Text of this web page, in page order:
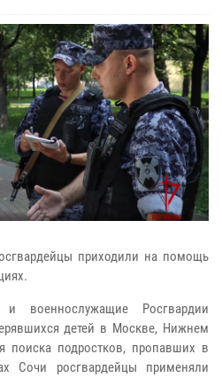
приходили на помощь
военнослужащие Росгвардии
детей в Москве, Нижнем
поиска подростков, пропавших в
Сочи росгвардейцы применяли